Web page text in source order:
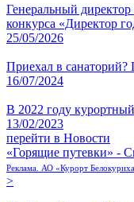
Генеральный
конкурса «Директор
25/05/2026
Приехал в
16/07/2024
В 2022 году
13/02/2023
перейти в Новости
«Горящие путевки» -
Реклама. АО «Курорт
>